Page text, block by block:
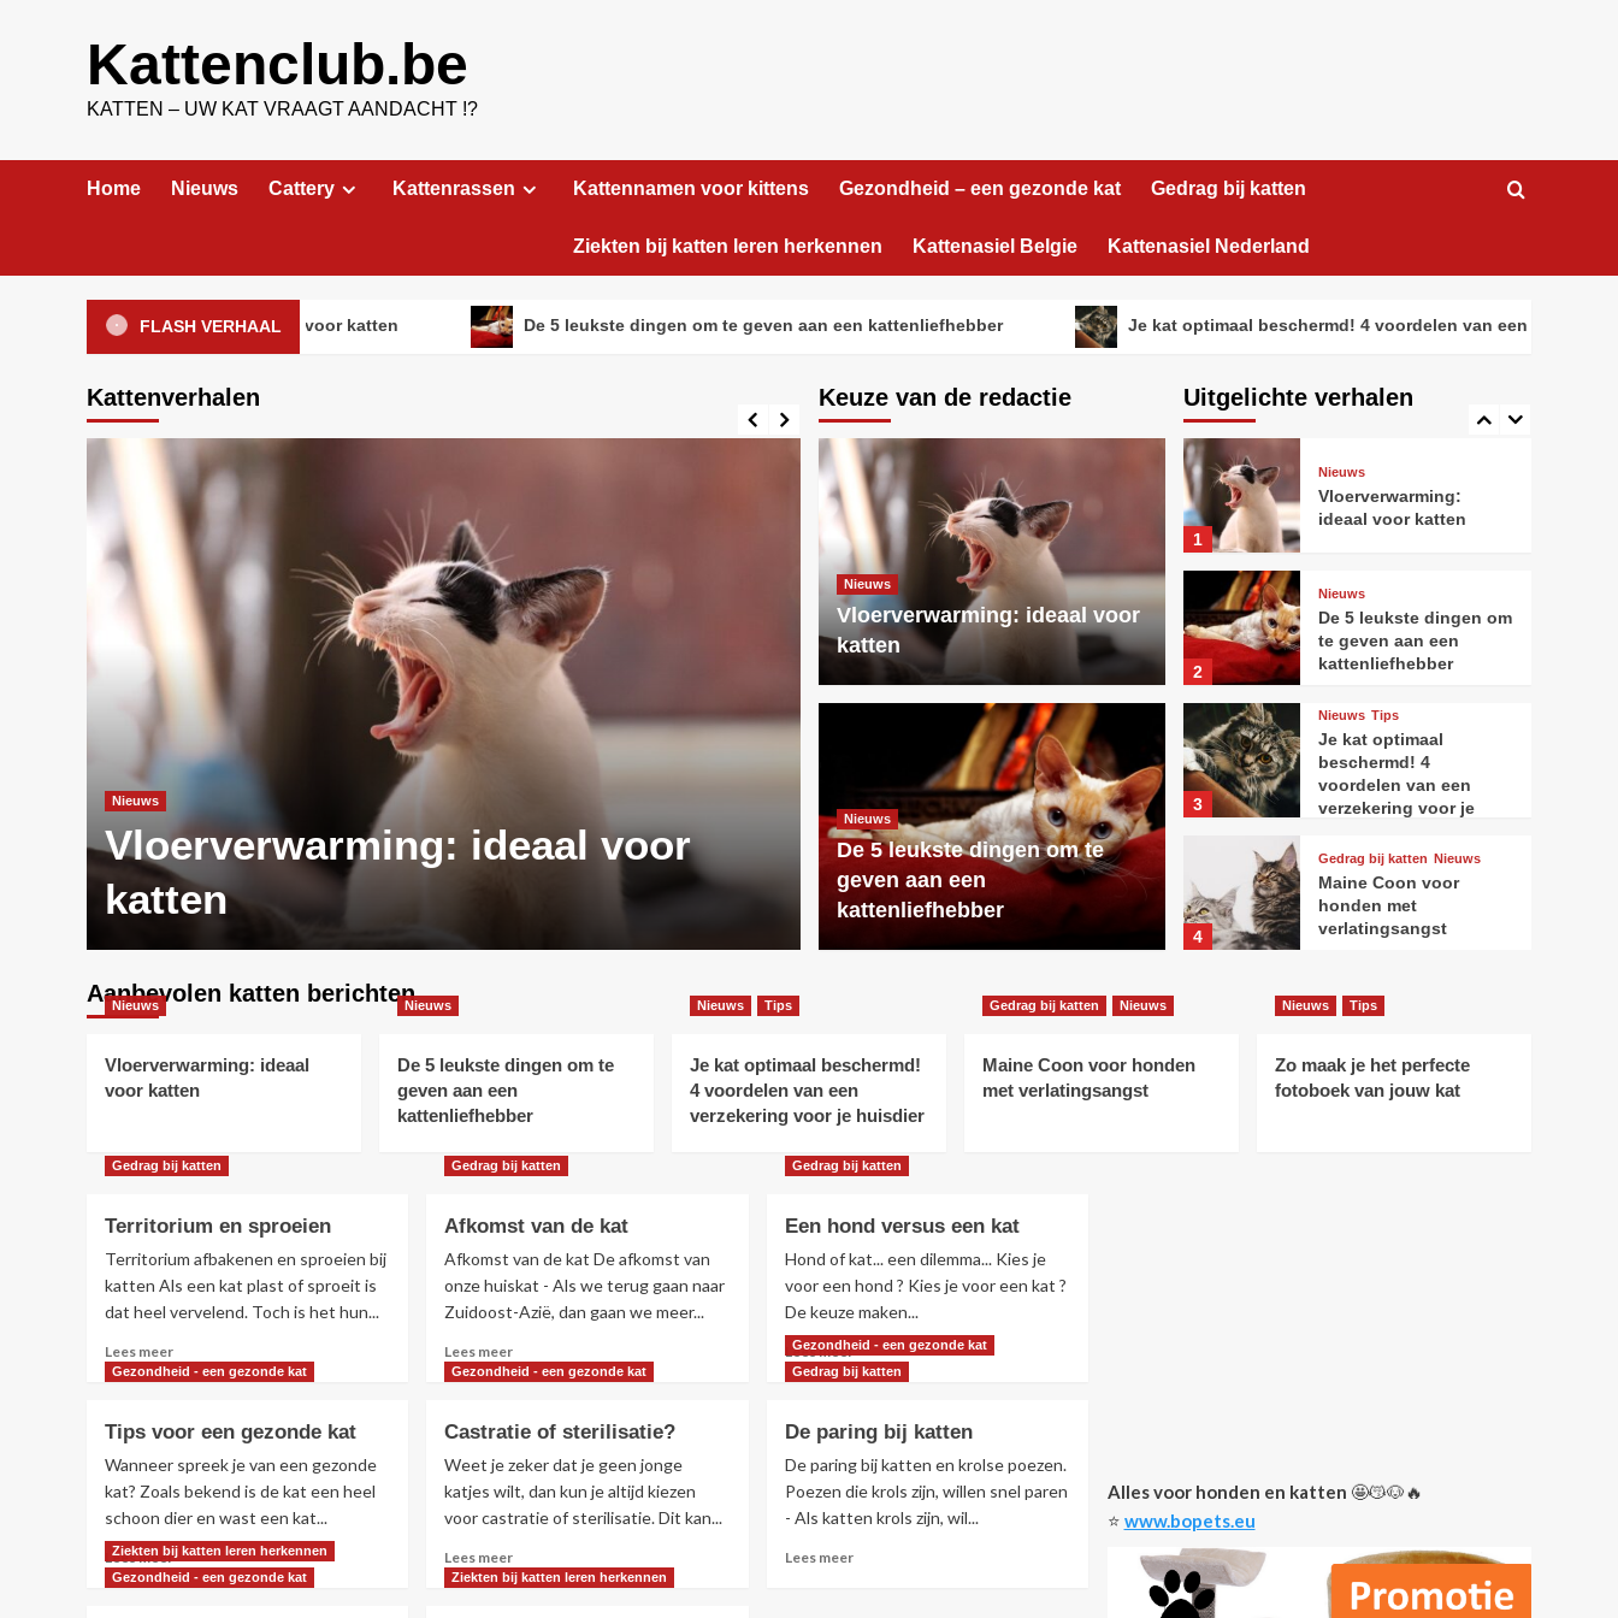
Kattenclub.be
KATTEN – UW KAT VRAAGT AANDACHT !?
Home Nieuws Cattery Kattenrassen Kattennamen voor kittens Gezondheid – een gezonde kat Gedrag bij katten
Ziekten bij katten leren herkennen Kattenasiel Belgie Kattenasiel Nederland
FLASH VERHAAL
Vloerverwarming: ideaal voor katten De 5 leukste dingen om te geven aan een kattenliefhebber Je kat optimaal beschermd! 4 voordelen van een verzekering voor
Kattenverhalen
Nieuws
Vloerverwarming: ideaal voor
katten
De 5 leukste dingen om te geven
aan een kattenliefhebber
Keuze van de redactie
Nieuws
Vloerverwarming: ideaal voor
katten
Nieuws
De 5 leukste dingen om te
geven aan een
kattenliefhebber
Uitgelichte verhalen
4
5
fotoboek van jouw kat
1
Nieuws
Vloerverwarming:
ideaal voor katten
2
Nieuws
De 5 leukste dingen om
te geven aan een
kattenliefhebber
3
Nieuws Tips
Je kat optimaal
beschermd! 4
voordelen van een
verzekering voor je
4
Gedrag bij katten Nieuws
Maine Coon voor
honden met
verlatingsangst
5
Nieuws Tips
huisdier
4
honden met
verlatingsangst
Aanbevolen katten berichten
Nieuws
Vloerverwarming: ideaal
voor katten
Nieuws
De 5 leukste dingen om te
geven aan een
kattenliefhebber
Nieuws Tips
Je kat optimaal beschermd!
4 voordelen van een
verzekering voor je huisdier
Gedrag bij katten Nieuws
Maine Coon voor honden
met verlatingsangst
Nieuws Tips
Zo maak je het perfecte
fotoboek van jouw kat
Gedrag bij katten
Territorium en sproeien
Territorium afbakenen en sproeien bij
katten Als een kat plast of sproeit is
dat heel vervelend. Toch is het hun...
Lees meerLees
meer
en
sproeien
Gedrag bij katten
Afkomst van de kat
Afkomst van de kat De afkomst van
onze huiskat - Als we terug gaan naar
Zuidoost-Azië, dan gaan we meer...
Lees meerLees
meer
van
de
kat
Gedrag bij katten
Een hond versus een kat
Hond of kat... een dilemma... Kies je
voor een hond ? Kies je voor een kat ?
De keuze maken...
Lees meerLees
meer
hond
versus
een
Gezondheid - een gezonde kat
Tips voor een gezonde kat
Wanneer spreek je van een gezonde
kat? Zoals bekend is de kat een heel
schoon dier en wast een kat...
Lees meerLees
meer
Gezondheid - een gezonde kat
Castratie of sterilisatie?
Weet je zeker dat je geen jonge
katjes wilt, dan kun je altijd kiezen
voor castratie of sterilisatie. Dit kan...
Lees meerLees
meer
Gezondheid - een gezonde kat
Gedrag bij katten
De paring bij katten
De paring bij katten en krolse poezen.
Poezen die krols zijn, willen snel paren
- Als katten krols zijn, wil...
Lees meerLees
Ziekten bij katten leren herkennen
Gezondheid - een gezonde kat
Ziekten bij katten leren herkennen
Alles voor honden en katten 🤩😽🐶🔥
⭐️ www.bopets.eu